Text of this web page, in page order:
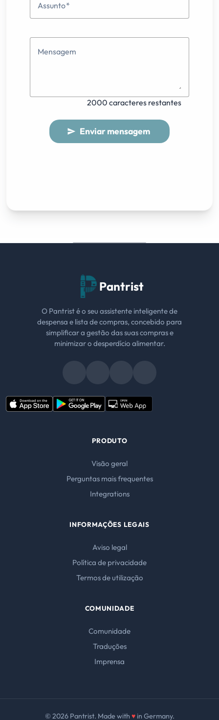
Assunto
Mensagem
2000 caracteres restantes
send Enviar mensagem
Pantrist
O Pantrist é o seu assistente inteligente de
despensa e lista de compras, concebido para
simplificar a gestão das suas compras e
minimizar o desperdício alimentar.
PRODUTO
Visão geral
Perguntas mais frequentes
Integrations
INFORMAÇÕES LEGAIS
Aviso legal
Política de privacidade
Termos de utilização
COMUNIDADE
Comunidade
Traduções
Imprensa
© 2026 Pantrist. Made with ♥in Germany.